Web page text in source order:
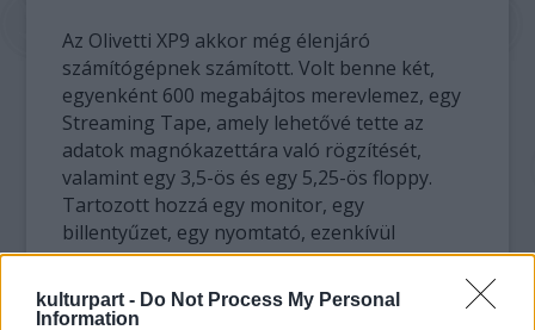
kulturpart - Do Not Process My Personal
Information
Az Olivetti XP9 akkor még élenjáró
számítógépnek számított. Volt benne két,
egyenként 600 megabájtos merevlemez, egy
Streaming Tape, amely lehetővé tette az
adatok magnókazettára való rögzítését,
valamint egy 3,5-ös és egy 5,25-ös floppy.
Tartozott hozzá egy monitor, egy
billentyűzet, egy nyomtató, ezenkívül
összekapcsolásra és feltöltésre használható
kábelek.